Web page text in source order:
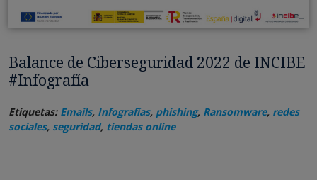
Balance de Ciberseguridad 2022 de INCIBE
#Infografía
Etiquetas: Emails, Infografías, phishing, Ransomware, redes
sociales, seguridad, tiendas online